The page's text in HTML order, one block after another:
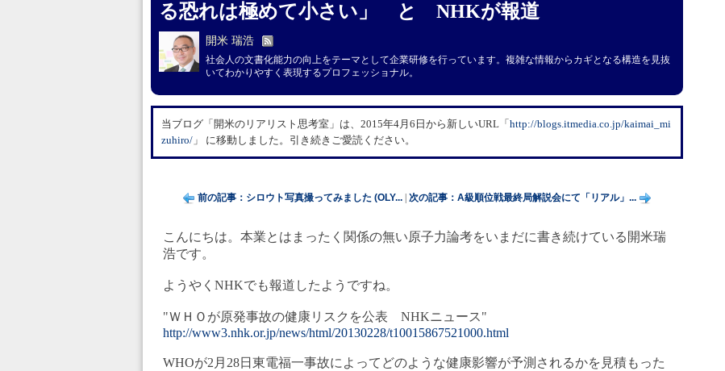
る恐れは極めて小さい」 と NHKが報道
開米 瑞浩
社会人の文書化能力の向上をテーマとして企業研修を行っています。複雑な情報からカギとなる構造を見抜
いてわかりやすく表現するプロフェッショナル。
当ブログ「開米のリアリスト思考室」は、2015年4月6日から新しいURL「 ​http://blogs.itmedia.co.jp/kaimai_mi
zuhiro/ 」 に移動しました。引き続きご愛読ください。
前の記事：シロウト写真撮ってみました (OLY... 次の記事：A級順位戦最終局解説会にて「リアル」...
こんにちは。本業とはまったく関係の無い原子力論考をいまだに書き続けている開米瑞
浩です。
ようやくNHKでも報道したようですね。
"ＷＨＯが原発事故の健康リスクを公表 NHKニュース"
http://www3.nhk.or.jp/news/html/20130228/t10015867521000.html
WHOが2月28日東電福一事故によってどのような健康影響が予測されるかを見積もった